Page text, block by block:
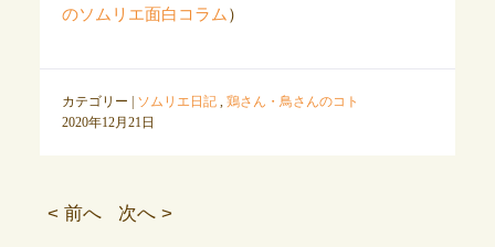
のソムリエ面白コラム ）
カテゴリー | ソムリエ日記, 鶏さん・鳥さんのコト
2020年12月21日
< 前へ 次へ >